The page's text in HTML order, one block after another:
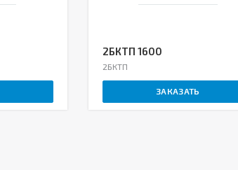
2БКТП 1600
2БКТП
ЗАКАЗАТЬ